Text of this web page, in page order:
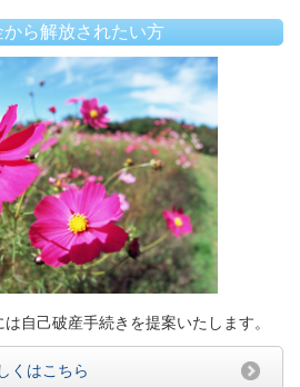
ら解放されたい方
自己破産手続きを提案いたします。
くはこちら